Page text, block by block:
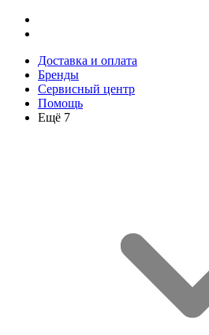
Доставка и оплата
Бренды
Сервисный центр
Помощь
Ещё 7